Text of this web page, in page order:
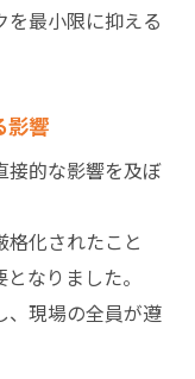
を最小限に抑える
影響
接的な影響を及ぼ
化されたこと
なりました。
、現場の全員が遵